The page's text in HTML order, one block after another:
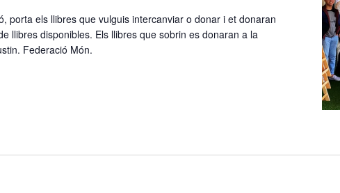
porta els llibres que vulguis intercanviar o donar i et donaran
llibres disponibles. Els llibres que sobrin es donaran a la
Federació Món.